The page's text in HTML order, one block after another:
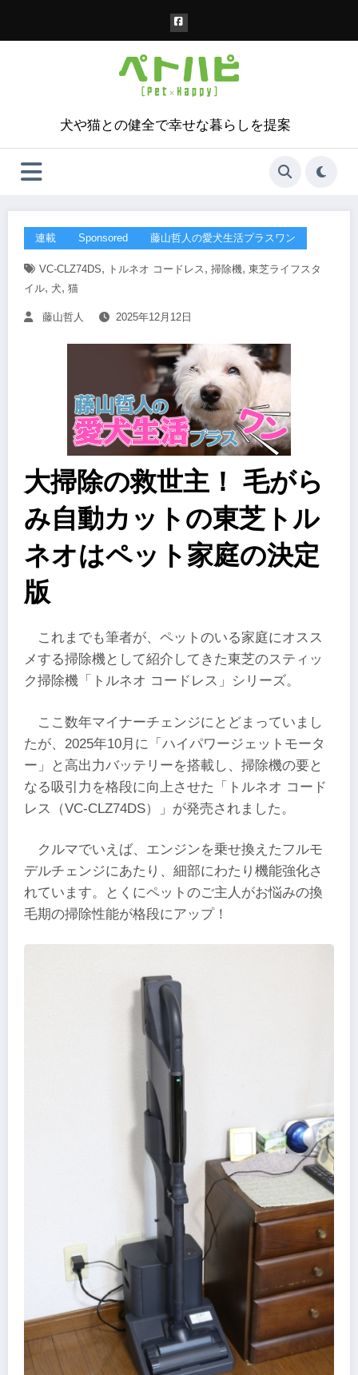
犬や猫との健全で幸せな暮らしを提案
連載 Sponsored 藤山哲人の愛犬生活プラスワン
VC-CLZ74DS, トルネオ コードレス, 掃除機, 東芝ライフスタ
イル, 犬, 猫
藤山哲人 2025年12月12日
大掃除の救世主！ 毛がら
み自動カットの東芝トル
ネオはペット家庭の決定
版
これまでも筆者が、ペットのいる家庭にオスス
メする掃除機として紹介してきた東芝のスティッ
ク掃除機「トルネオ コードレス」シリーズ。
ここ数年マイナーチェンジにとどまっていまし
たが、2025年10月に「ハイパワージェットモータ
ー」と高出力バッテリーを搭載し、掃除機の要と
なる吸引力を格段に向上させた「トルネオ コード
レス（VC-CLZ74DS）」が発売されました。
クルマでいえば、エンジンを乗せ換えたフルモ
デルチェンジにあたり、細部にわたり機能強化さ
れています。とくにペットのご主人がお悩みの換
毛期の掃除性能が格段にアップ！